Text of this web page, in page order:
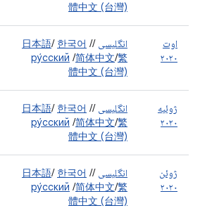
體中文 (台灣)
اوت
۲۰۲۰
انگلیسی /
日本語/ 한국어 /
ру́сский /简体中文/繁
體中文 (台灣)
ژوئیه
۲۰۲۰
انگلیسی /
日本語/ 한국어 /
ру́сский /简体中文/繁
體中文 (台灣)
ژوئن
۲۰۲۰
انگلیسی /
日本語/ 한국어 /
ру́сский /简体中文/繁
體中文 (台灣)